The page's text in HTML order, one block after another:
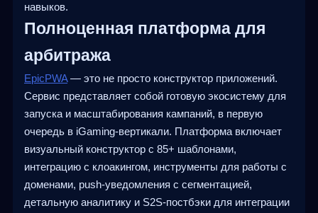
навыков.
Полноценная платформа для
арбитража
EpicPWA— это не просто конструктор приложений.
Сервис представляет собой готовую экосистему для
запуска и масштабирования кампаний, в первую
очередь в iGaming-вертикали. Платформа включает
визуальный конструктор с 85+ шаблонами,
интеграцию с клоакингом, инструменты для работы с
доменами, push-уведомления с сегментацией,
детальную аналитику и S2S-постбэки для интеграции